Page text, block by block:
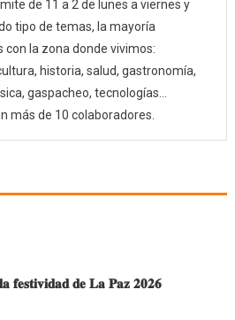
de 11 a 2 de lunes a viernes y
tipo de temas, la mayoría
con la zona donde vivimos:
historia, salud, gastronomía,
gaspacheo, tecnologías…
más de 10 colaboradores.
𝐟𝐞𝐬𝐭𝐢𝐯𝐢𝐝𝐚𝐝 𝐝𝐞 𝐋𝐚 𝐏𝐚𝐳 𝟐𝟎𝟐𝟔